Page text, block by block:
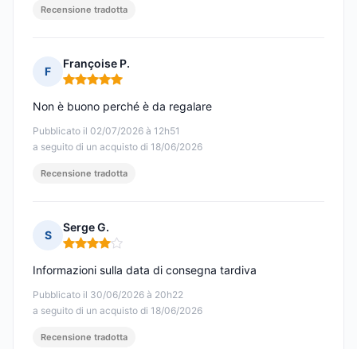
Recensione tradotta
F
Françoise P.
Nota: 5 su 5
Pubblicato il 02/07/2026 à 12h51
a seguito di un acquisto di 18/06/2026
Non è buono perché è da regalare
Recensione tradotta
S
Serge G.
Nota: 4 su 5
Pubblicato il 30/06/2026 à 20h22
a seguito di un acquisto di 18/06/2026
Informazioni sulla data di consegna tardiva
Recensione tradotta